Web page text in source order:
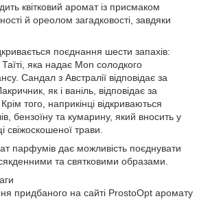
квітковий аромат із присмаком
й ореолом загадковості, завдяки
поєднання шести запахів:
Таїті, яка надає Mon солодкого
Сандал з Австралії відповідає за
як і ваніль, відповідає за
того, наприкінці відкриваються
бензоїну та кумарину, який вносить у
трави.
парфумів дає можливість поєднувати
та святковими образами.
придбаного на сайті ProstoOpt аромату